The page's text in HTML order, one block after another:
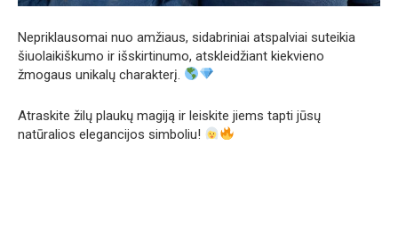
Nepriklausomai nuo amžiaus, sidabriniai atspalviai suteikia
šiuolaikiškumo ir išskirtinumo, atskleidžiant kiekvieno
žmogaus unikalų charakterį.
Atraskite žilų plaukų magiją ir leiskite jiems tapti jūsų
natūralios elegancijos simboliu!